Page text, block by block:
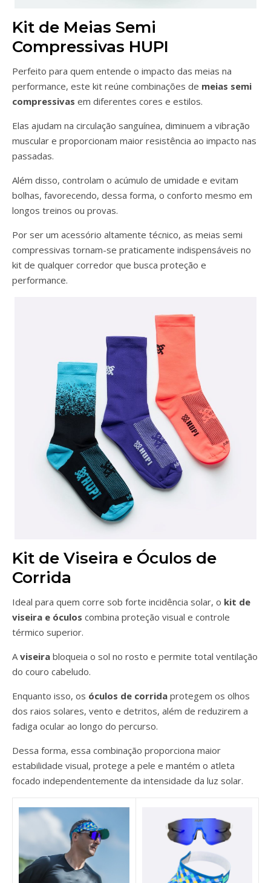
Kit de Meias Semi
Compressivas HUPI
Perfeito para quem entende o impacto das meias na
performance, este kit reúne combinações de meias semi
compressivas em diferentes cores e estilos.
Elas ajudam na circulação sanguínea, diminuem a vibração
muscular e proporcionam maior resistência ao impacto nas
passadas.
Além disso, controlam o acúmulo de umidade e evitam
bolhas, favorecendo, dessa forma, o conforto mesmo em
longos treinos ou provas.
Por ser um acessório altamente técnico, as meias semi
compressivas tornam-se praticamente indispensáveis no
kit de qualquer corredor que busca proteção e
performance.
Kit de Viseira e Óculos de
Corrida
Ideal para quem corre sob forte incidência solar, o kit de
viseira e óculos combina proteção visual e controle
térmico superior.
Aviseira bloqueia o sol no rosto e permite total ventilação
do couro cabeludo.
Enquanto isso, os óculos de corrida protegem os olhos
dos raios solares, vento e detritos, além de reduzirem a
fadiga ocular ao longo do percurso.
Dessa forma, essa combinação proporciona maior
estabilidade visual, protege a pele e mantém o atleta
focado independentemente da intensidade da luz solar.